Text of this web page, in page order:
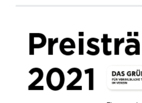
unverändert